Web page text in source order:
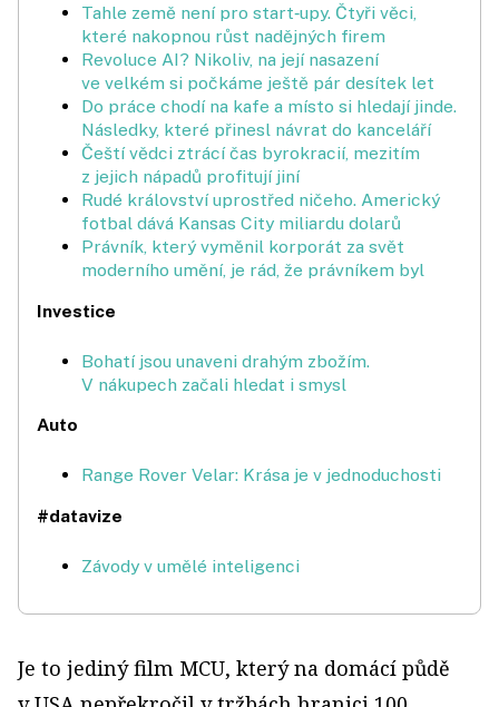
Tahle země není pro start‑upy. Čtyři věci,
které nakopnou růst nadějných firem
Revoluce AI? Nikoliv, na její nasazení
ve velkém si počkáme ještě pár desítek let
Do práce chodí na kafe a místo si hledají jinde.
Následky, které přinesl návrat do kanceláří
Čeští vědci ztrácí čas byrokracií, mezitím
z jejich nápadů profitují jiní
Rudé království uprostřed ničeho. Americký
fotbal dává Kansas City miliardu dolarů
Právník, který vyměnil korporát za svět
moderního umění, je rád, že právníkem byl
Investice
Bohatí jsou unaveni drahým zbožím.
V nákupech začali hledat i smysl
Auto
Range Rover Velar: Krása je v jednoduchosti
#datavize
Závody v umělé inteligenci
Je to jediný film MCU, který na domácí půdě